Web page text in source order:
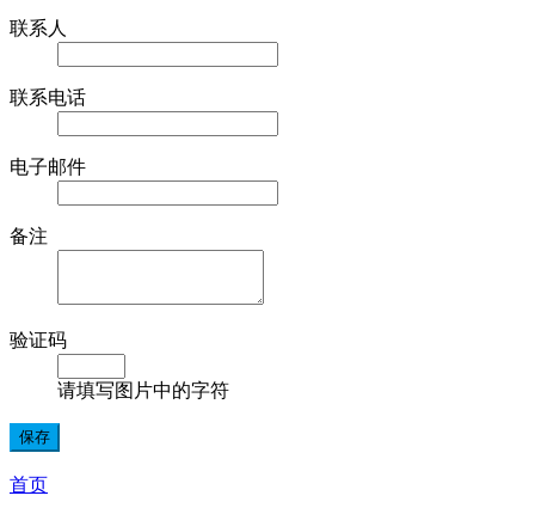
联系人
联系电话
电子邮件
备注
验证码
请填写图片中的字符
首页